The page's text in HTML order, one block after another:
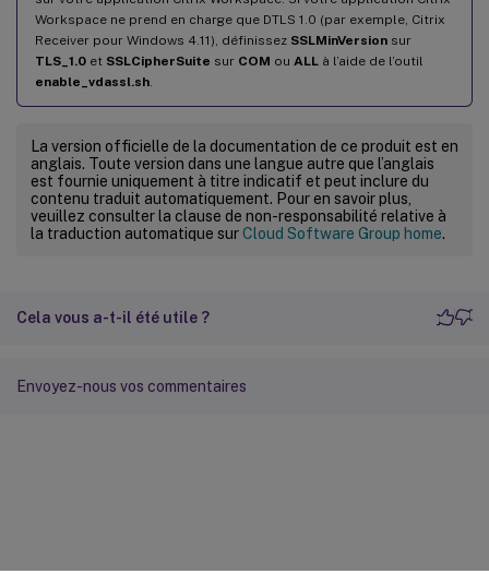
Workspace ne prend en charge que DTLS 1.0 (par exemple, Citrix
Receiver pour Windows 4.11), définissez SSLMinVersion sur
TLS_1.0 et SSLCipherSuite sur COM ou ALL à l’aide de l’outil
enable_vdassl.sh
La version officielle de la documentation de ce produit est en
anglais. Toute version dans une langue autre que l’anglais
est fournie uniquement à titre indicatif et peut inclure du
contenu traduit automatiquement. Pour en savoir plus,
veuillez consulter la clause de non-responsabilité relative à
la traduction automatique surCloud Software Group home.
Cela vous a-t-il été utile ?
Envoyez-nous vos commentaires